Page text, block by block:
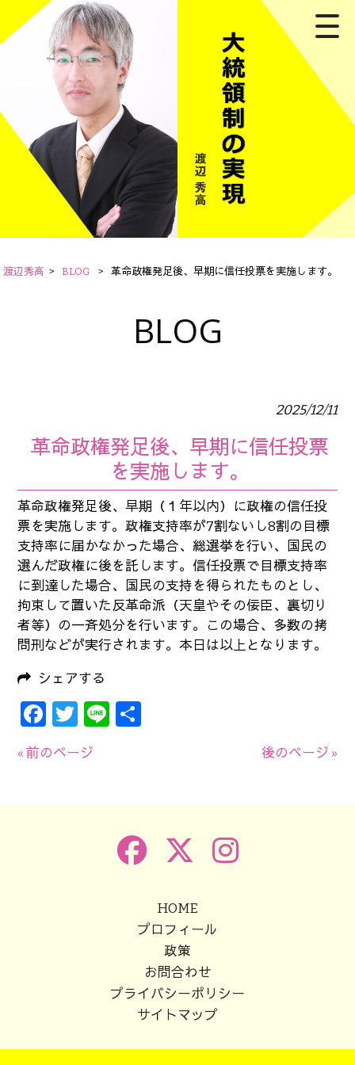
渡辺秀高 > BLOG > 革命政権発足後、早期に信任投票を実施します。
BLOG
2025/12/11
革命政権発足後、早期に信任投票
を実施します。
革命政権発足後、早期（１年以内）に政権の信任投
票を実施します。政権支持率が7割ないし8割の目標
支持率に届かなかった場合、総選挙を行い、国民の
選んだ政権に後を託します。信任投票で目標支持率
に到達した場合、国民の支持を得られたものとし、
拘束して置いた反革命派（天皇やその佞臣、裏切り
者等）の一斉処分を行います。この場合、多数の拷
問刑などが実行されます。本日は以上となります。
シェアする
Facebook
Twitter
Line
« 前のページ 後のページ »
HOME
プロフィール
政策
お問合わせ
プライバシーポリシー
サイトマップ